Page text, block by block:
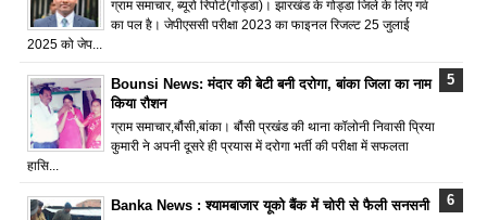
ग्राम समाचार, ब्यूरो रिपोर्ट(गोड्डा)। झारखंड के गोड्डा जिले के लिए गर्व
का पल है। जेपीएससी परीक्षा 2023 का फाइनल रिजल्ट 25 जुलाई
2025 को जेप...
Bounsi News: मंदार की बेटी बनी दरोगा, बांका जिला का नाम
किया रौशन
ग्राम समाचार,बौंसी,बांका। बौंसी प्रखंड की थाना कॉलोनी निवासी प्रिया
कुमारी ने अपनी दूसरे ही प्रयास में दरोगा भर्ती की परीक्षा में सफलता
हासि...
Banka News : श्यामबाजार यूको बैंक में चोरी से फैली सनसनी